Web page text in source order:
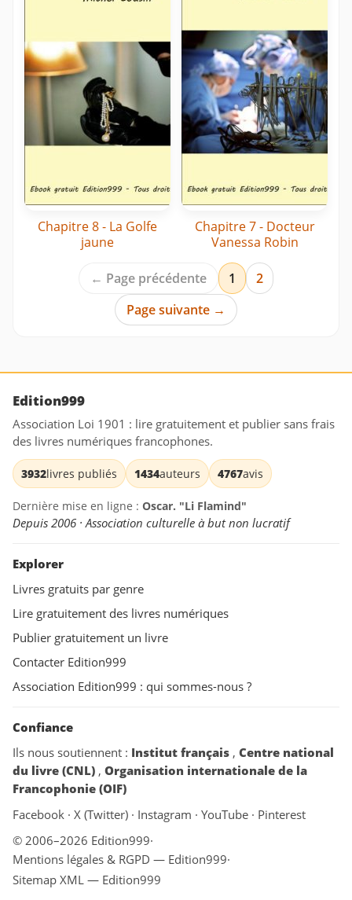
Chapitre 8 - La Golfe
jaune
Chapitre 7 - Docteur
Vanessa Robin
← Page précédente 1
2
Page suivante →
Edition999
Association Loi 1901 : lire gratuitement et publier sans frais
des livres numériques francophones.
3932livres publiés 1434auteurs 4767avis
Dernière mise en ligne : Oscar. "Li Flamind"
Depuis 2006 · Association culturelle à but non lucratif
Explorer
Livres gratuits par genre
Lire gratuitement des livres numériques
Publier gratuitement un livre
Contacter Edition999
Association Edition999 : qui sommes-nous ?
Confiance
Ils nous soutiennent : Institut français , Centre national
du livre (CNL) , Organisation internationale de la
Francophonie (OIF)
Facebook · X (Twitter) · Instagram · YouTube · Pinterest
© 2006–2026 Edition999·
Mentions légales & RGPD — Edition999·
Sitemap XML — Edition999